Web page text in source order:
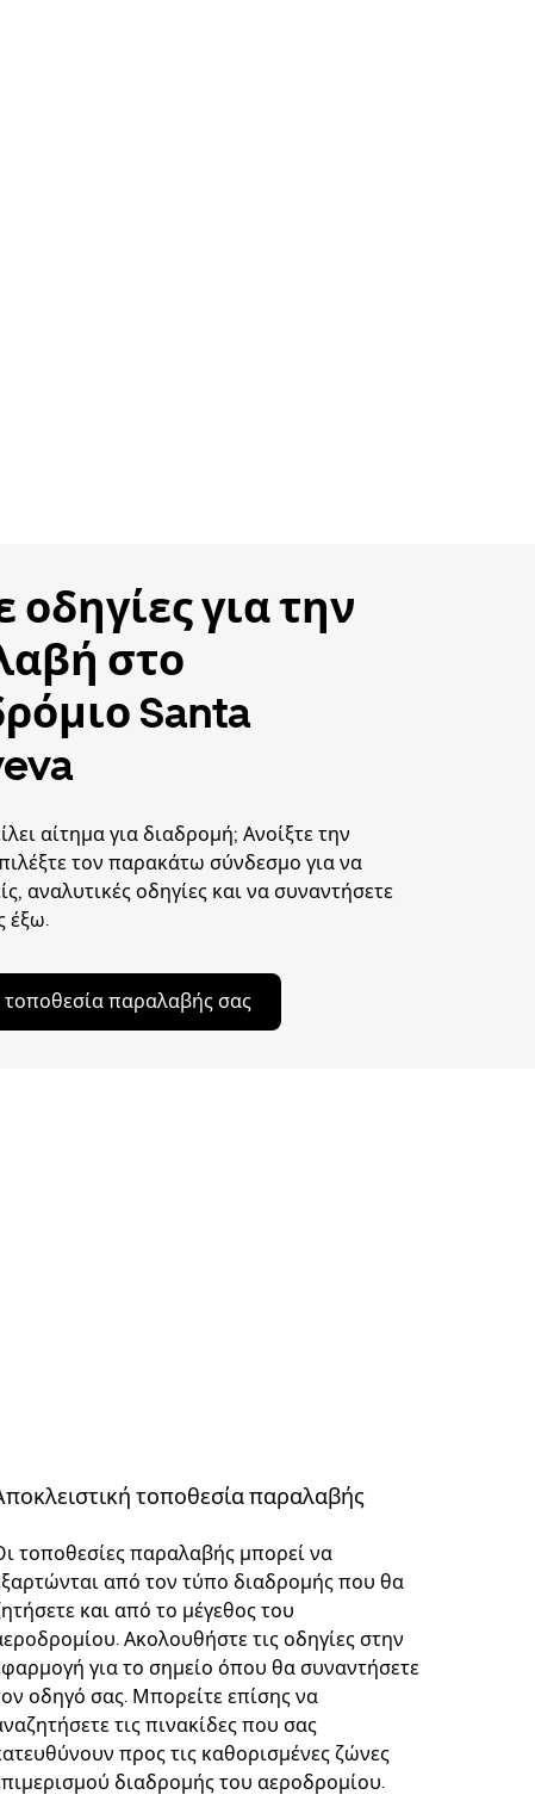
οδηγίες για την
στο
Santa
αίτημα για διαδρομή; Ανοίξτε την
τον παρακάτω σύνδεσμο για να
αναλυτικές οδηγίες και να συναντήσετε
έξω.
τοποθεσία παραλαβής σας
τοποθεσία παραλαβής
τοποθεσίες παραλαβής μπορεί να
από τον τύπο διαδρομής που θα
και από το μέγεθος του
Ακολουθήστε τις οδηγίες στην
για το σημείο όπου θα συναντήσετε
οδηγό σας. Μπορείτε επίσης να
τις πινακίδες που σας
προς τις καθορισμένες ζώνες
διαδρομής του αεροδρομίου.